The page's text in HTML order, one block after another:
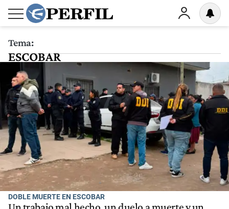
Tema:
ESCOBAR
DOBLE MUERTE EN ESCOBAR